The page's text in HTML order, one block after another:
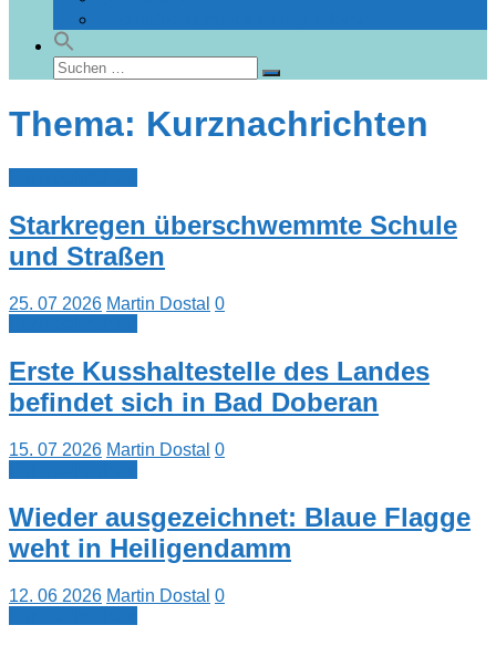
Suchen
nach:
Suchen
Thema: Kurznachrichten
Starkregen überschwemmte Schule
und Straßen
25. 07 2026 Martin Dostal 0
Erste Kusshaltestelle des Landes
befindet sich in Bad Doberan
15. 07 2026 Martin Dostal 0
Wieder ausgezeichnet: Blaue Flagge
weht in Heiligendamm
12. 06 2026 Martin Dostal 0